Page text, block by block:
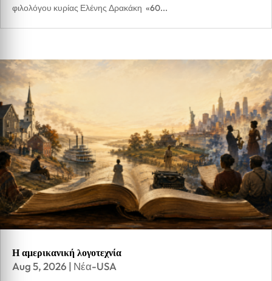
φιλολόγου κυρίας Ελένης Δρακάκη «60...
Η αμερικανική λογοτεχνία
Aug 5, 2026 | Νέα-USA